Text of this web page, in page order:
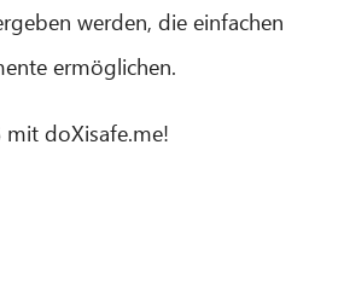
werden, die einfachen
ermöglichen.
mit doXisafe.me!